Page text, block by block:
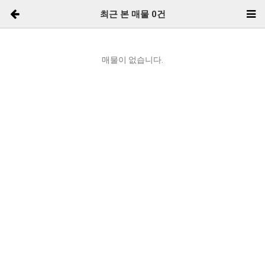
최근 본 매물 0건
매물이 없습니다.